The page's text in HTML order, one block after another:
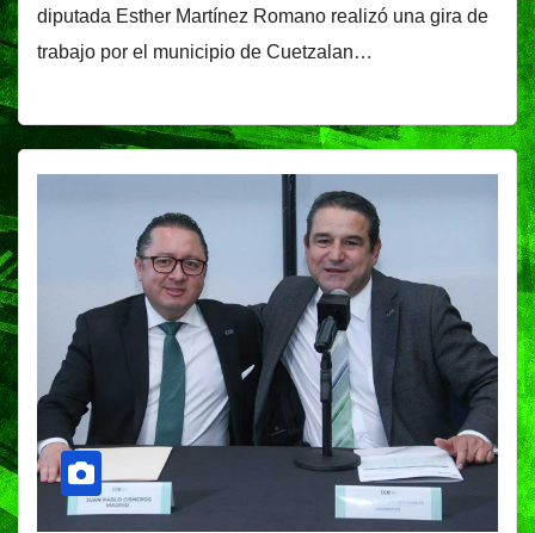
diputada Esther Martínez Romano realizó una gira de
trabajo por el municipio de Cuetzalan…